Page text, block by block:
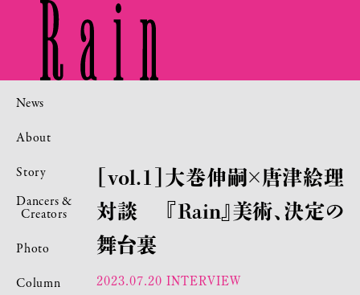
News
About
Story
Dancers &
Creators
Photo
Column
［vol.1］大巻伸嗣×唐津絵理
対談 『Rain』美術、決定の
舞台裏
2023.07.20 INTERVIEW